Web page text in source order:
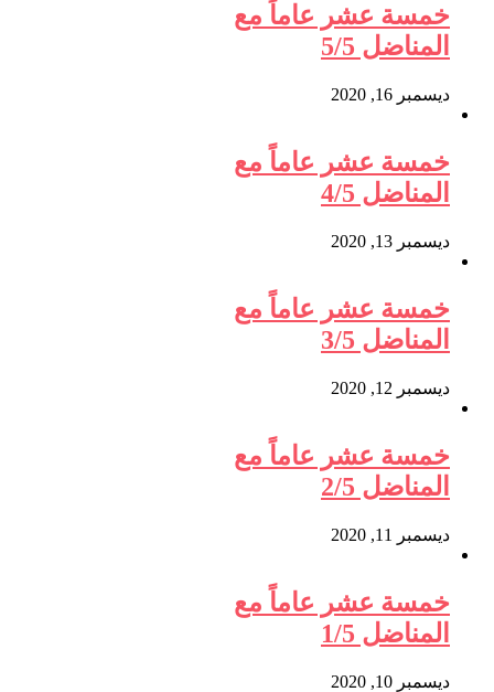
خمسة عشر عاماً مع
المناضل 5/5
ديسمبر 16, 2020
خمسة عشر عاماً مع
المناضل 4/5
ديسمبر 13, 2020
خمسة عشر عاماً مع
المناضل 3/5
ديسمبر 12, 2020
خمسة عشر عاماً مع
المناضل 2/5
ديسمبر 11, 2020
خمسة عشر عاماً مع
المناضل 1/5
ديسمبر 10, 2020